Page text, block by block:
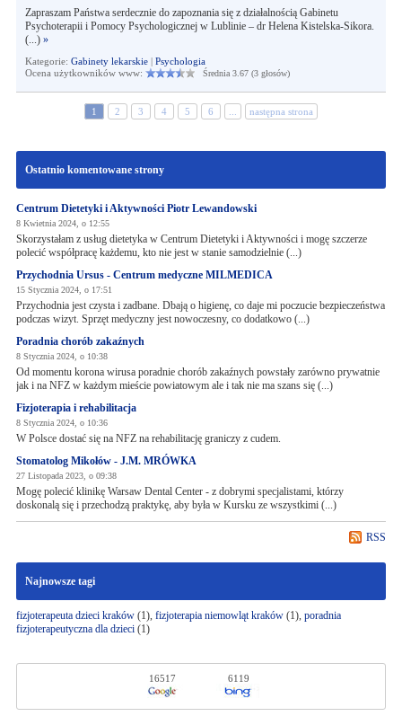
Zapraszam Państwa serdecznie do zapoznania się z działalnością Gabinetu
Psychoterapii i Pomocy Psychologicznej w Lublinie – dr Helena Kistelska-Sikora.
(...) »
Kategorie: Gabinety lekarskie| Psychologia
Ocena użytkowników www:
Średnia 3.67 (3 głosów)
1 2 3 4 5 6 następna strona
Ostatnio komentowane strony
Centrum Dietetyki i Aktywności Piotr Lewandowski
8 Kwietnia 2024, o 12:55
Skorzystałam z usług dietetyka w Centrum Dietetyki i Aktywności i mogę szczerze
polecić współpracę każdemu, kto nie jest w stanie samodzielnie (...)
Przychodnia Ursus - Centrum medyczne MILMEDICA
15 Stycznia 2024, o 17:51
Przychodnia jest czysta i zadbane. Dbają o higienę, co daje mi poczucie bezpieczeństwa
podczas wizyt. Sprzęt medyczny jest nowoczesny, co dodatkowo (...)
Poradnia chorób zakaźnych
8 Stycznia 2024, o 10:38
Od momentu korona wirusa poradnie chorób zakaźnych powstały zarówno prywatnie
jak i na NFZ w każdym mieście powiatowym ale i tak nie ma szans się (...)
Fizjoterapia i rehabilitacja
8 Stycznia 2024, o 10:36
W Polsce dostać się na NFZ na rehabilitację graniczy z cudem.
Stomatolog Mikołów - J.M. MRÓWKA
27 Listopada 2023, o 09:38
Mogę polecić klinikę Warsaw Dental Center - z dobrymi specjalistami, którzy
doskonalą się i przechodzą praktykę, aby była w Kursku ze wszystkimi (...)
RSS
Najnowsze tagi
fizjoterapeuta dzieci kraków(1), fizjoterapia niemowląt kraków(1), poradnia
fizjoterapeutyczna dla dzieci(1)
16517 6119